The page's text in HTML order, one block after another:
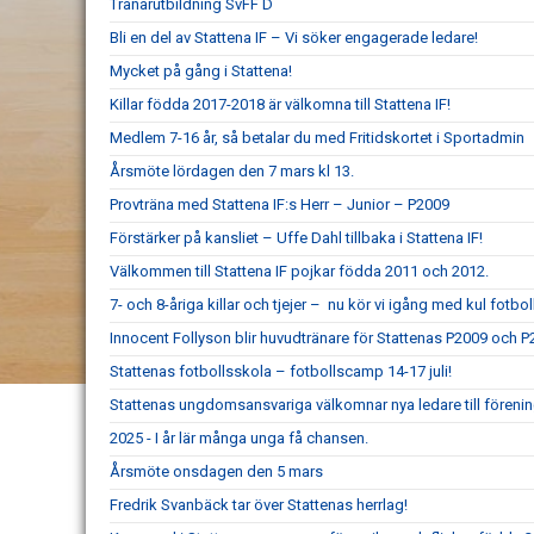
Tränarutbildning SvFF D
Bli en del av Stattena IF – Vi söker engagerade ledare!
Mycket på gång i Stattena!
Killar födda 2017-2018 är välkomna till Stattena IF!
Medlem 7-16 år, så betalar du med Fritidskortet i Sportadmin
Årsmöte lördagen den 7 mars kl 13.
Provträna med Stattena IF:s Herr – Junior – P2009
Förstärker på kansliet – Uffe Dahl tillbaka i Stattena IF!
Välkommen till Stattena IF pojkar födda 2011 och 2012.
7- och 8-åriga killar och tjejer – nu kör vi igång med kul
Innocent Follyson blir huvudtränare för Stattenas P2009 och
Stattenas fotbollsskola – fotbollscamp 14-17 juli!
Stattenas ungdomsansvariga välkomnar nya ledare till
2025 - I år lär många unga få chansen.
Årsmöte onsdagen den 5 mars
Fredrik Svanbäck tar över Stattenas herrlag!